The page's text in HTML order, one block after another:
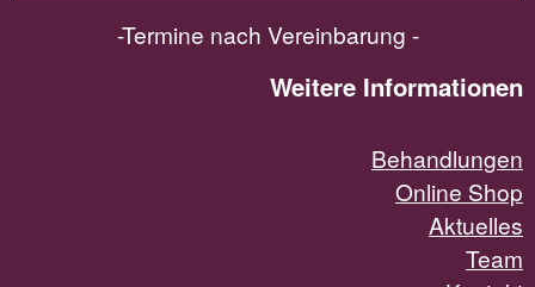
-Termine nach Vereinbarung -
Weitere Informationen
Behandlungen
Online Shop
Aktuelles
Team